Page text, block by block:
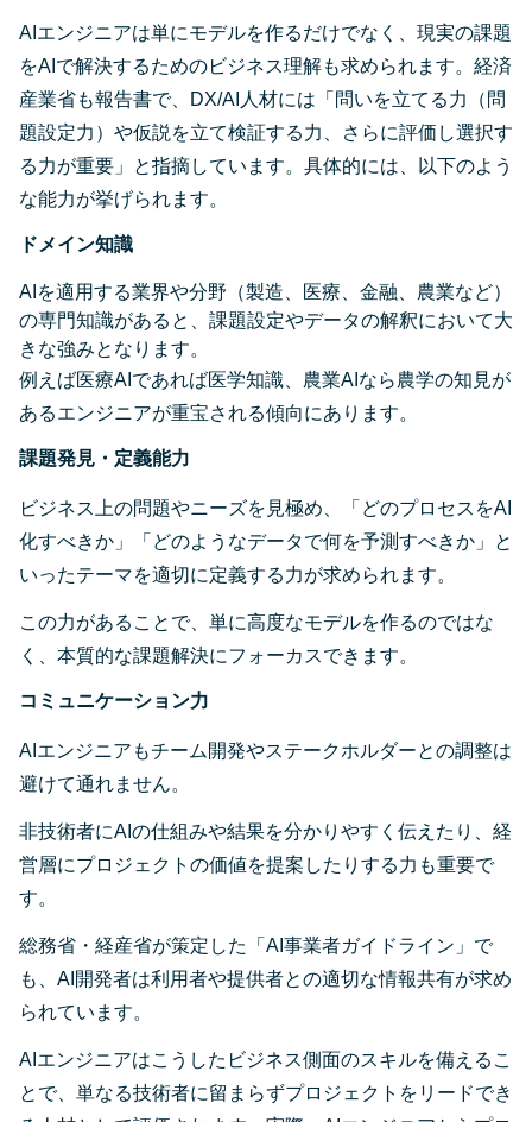
AIエンジニアは単にモデルを作るだけでなく、現実の課題
をAIで解決するためのビジネス理解も求められます。経済
産業省も報告書で、DX/AI人材には「問いを立てる力（問
題設定力）や仮説を立て検証する力、さらに評価し選択す
る力が重要」と指摘しています。具体的には、以下のよう
な能力が挙げられます。
ドメイン知識
AIを適用する業界や分野（製造、医療、金融、農業など）
の専門知識があると、課題設定やデータの解釈において大
きな強みとなります。
例えば医療AIであれば医学知識、農業AIなら農学の知見が
あるエンジニアが重宝される傾向にあります。
課題発見・定義能力
ビジネス上の問題やニーズを見極め、「どのプロセスをAI
化すべきか」「どのようなデータで何を予測すべきか」と
いったテーマを適切に定義する力が求められます。
この力があることで、単に高度なモデルを作るのではな
く、本質的な課題解決にフォーカスできます。
コミュニケーション力
AIエンジニアもチーム開発やステークホルダーとの調整は
避けて通れません。
非技術者にAIの仕組みや結果を分かりやすく伝えたり、経
営層にプロジェクトの価値を提案したりする力も重要で
す。
総務省・経産省が策定した「AI事業者ガイドライン」で
も、AI開発者は利用者や提供者との適切な情報共有が求め
られています。
AIエンジニアはこうしたビジネス側面のスキルを備えるこ
とで、単なる技術者に留まらずプロジェクトをリードでき